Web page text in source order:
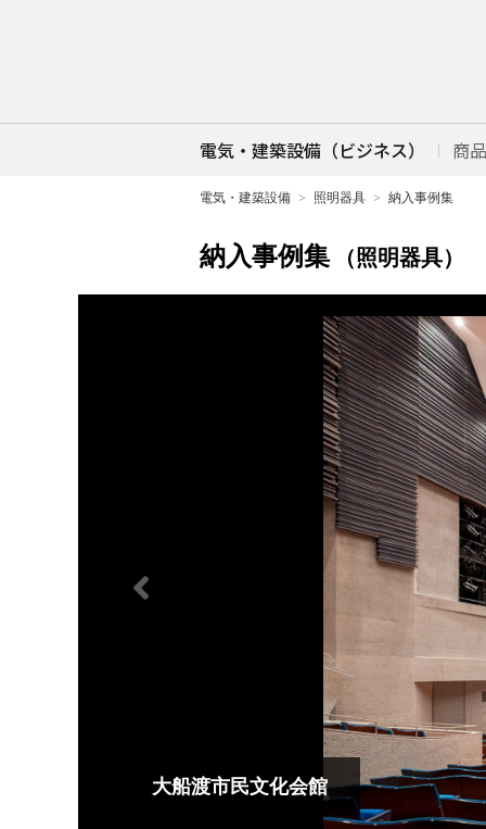
電気・建築設備（ビジネス） 商
電気・建築設備 照明器具 納入事例集
納入事例集 （照明器具）
大船渡市民文化会館